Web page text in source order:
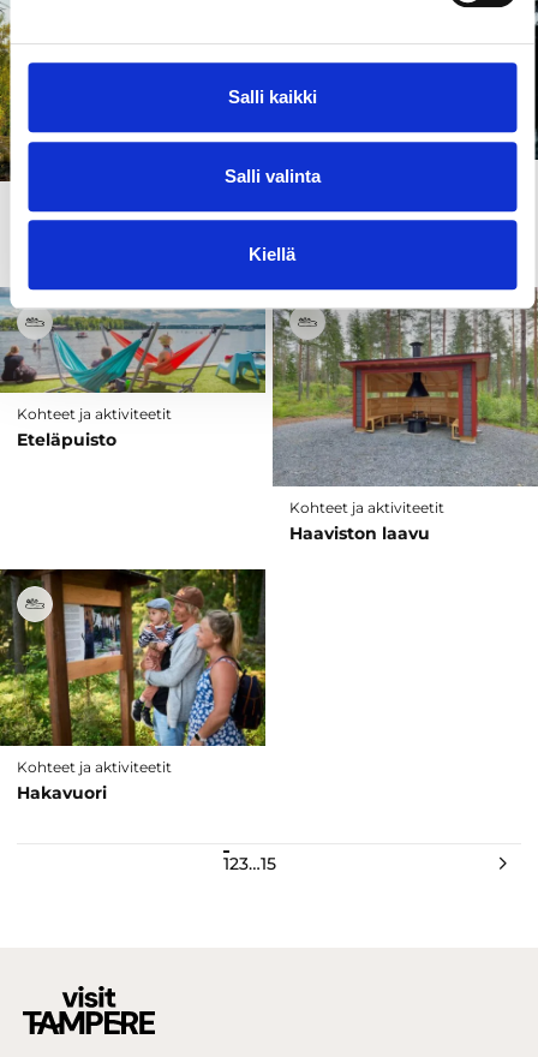
Salli kaikki
Salli valinta
Kiellä
Elämyspuutarha
Kohteet ja aktiviteetit
Kohteet ja aktiviteetit
Eteläpuisto
Kohteet ja aktiviteetit
Haaviston laavu
Kohteet ja aktiviteetit
Hakavuori
123…15